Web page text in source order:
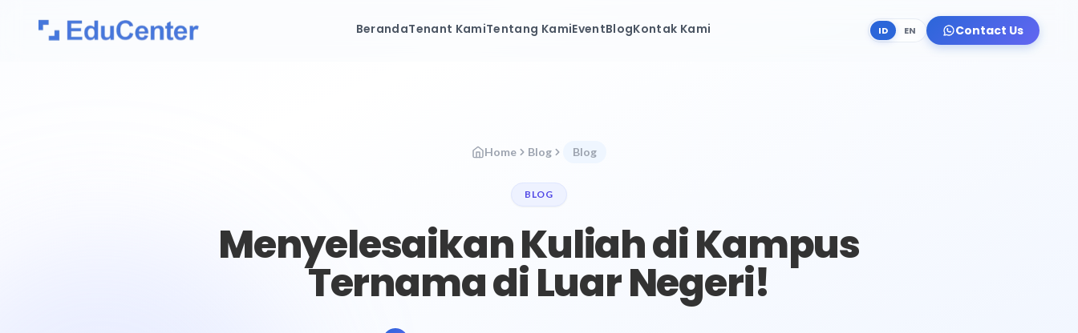
BerandaTenant KamiTentang KamiEventBlogKontak Kami ID EN Contact Us
Home Blog Blog
BLOG
Menyelesaikan Kuliah di Kampus
Ternama di Luar Negeri!